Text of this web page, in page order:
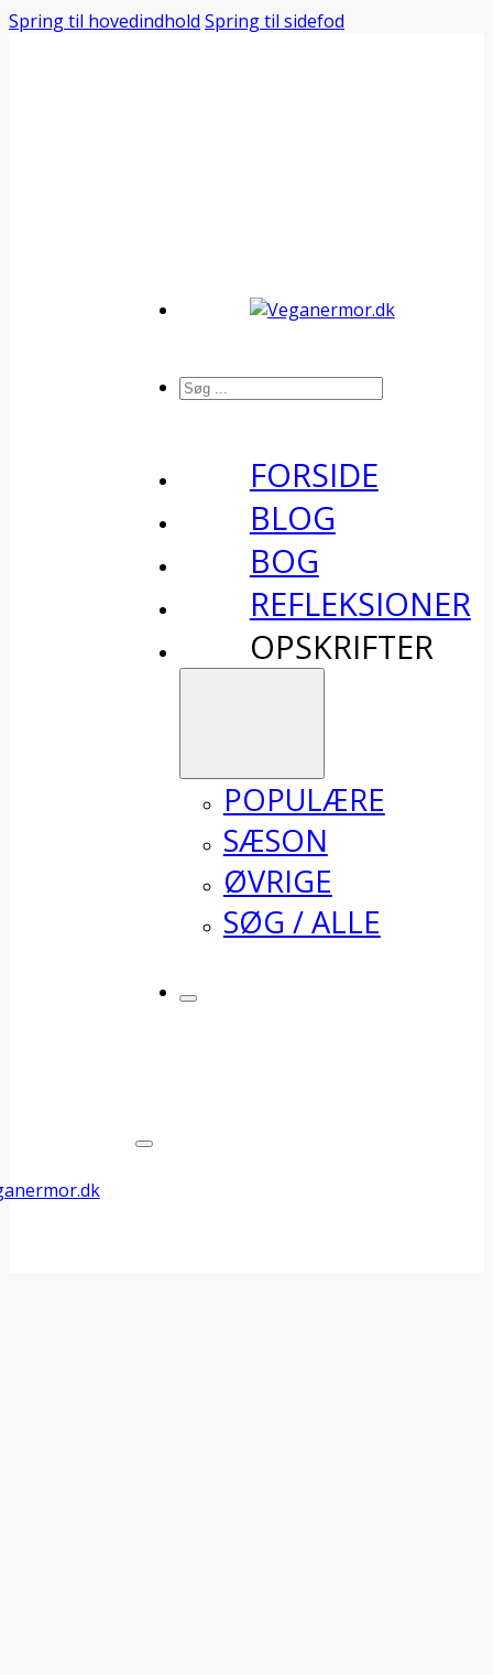
Spring til hovedindhold Spring til sidefod
Søg
FORSIDE
BLOG
BOG
REFLEKSIONER
OPSKRIFTER
POPULÆRE
SÆSON
ØVRIGE
SØG / ALLE